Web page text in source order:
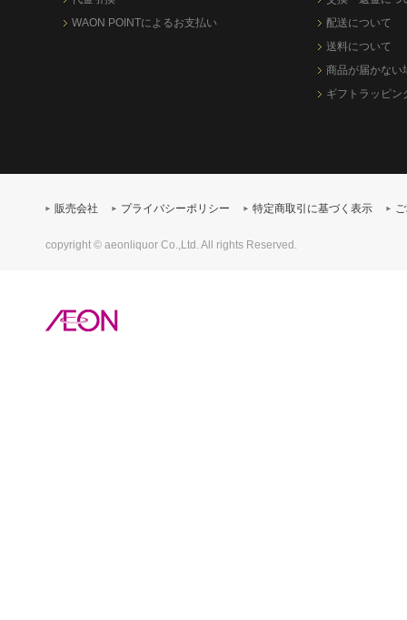
WAON POINTによるお支払い
配送について
送料について
商品が届かない
ギフトラッピン
販売会社 プライバシーポリシー 特定商取引に基づく表示
copyright © aeonliquor Co.,Ltd. All rights Reserved.